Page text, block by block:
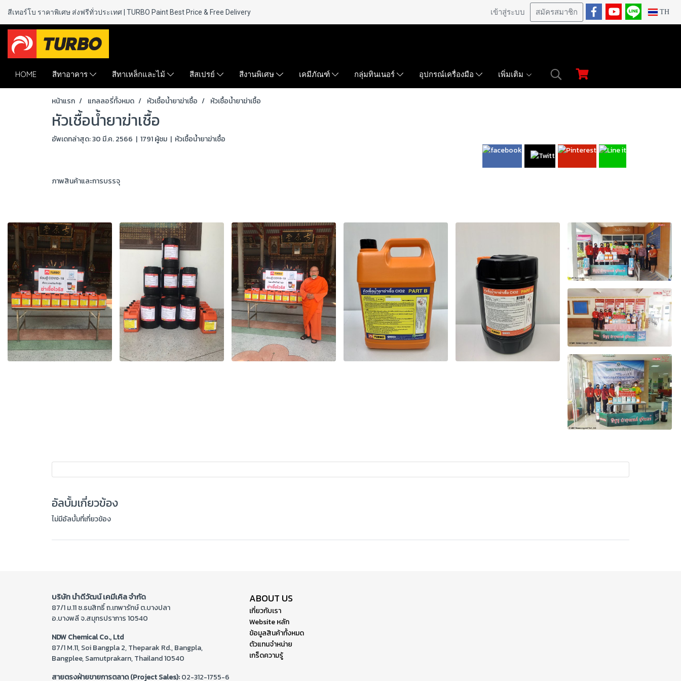
สีเทอร์โบ ราคาพิเศษ ส่งฟรีทั่วประเทศ | TURBO PaintBest Price & Free Delivery เข้าสู่ระบบ สมัครสมาชิก TH
HOME สีทาอาคาร สีทาเหล็กและไม้ สีสเปรย์ สีงานพิเศษ เคมีภัณฑ์ กลุ่มทินเนอร์ อุปกรณ์เครื่องมือ เพิ่มเติม
หน้าแรก แกลลอรี่ทั้งหมด หัวเชื้อน้ำยาฆ่าเชื้อ หัวเชื้อน้ำยาฆ่าเชื้อ
หัวเชื้อน้ำยาฆ่าเชื้อ
อัพเดทล่าสุด: 30 มี.ค. 2566 | 1791 ผู้ชม | หัวเชื้อน้ำยาฆ่าเชื้อ
ภาพสินค้าและการบรรจุ
อัลบั้มเกี่ยวข้อง
ไม่มีอัลบั้มที่เกี่ยวข้อง
บริษัท นำดีวัฒน์ เคมีเคิล จำกัด
87/1 ม.11 ซ.ธนสิทธิ์ ถ.เทพารักษ์ ต.บางปลา
อ.บางพลี จ.สมุทรปราการ 10540
NDW Chemical Co., Ltd
87/1 M.11, Soi Bangpla 2, Theparak Rd., Bangpla,
Bangplee, Samutprakarn, Thailand 10540
สายตรงฝ่ายขายการตลาด (Project Sales):02-312-1755-6
ABOUT US
เกี่ยวกับเรา
Website หลัก
ข้อมูลสินค้าทั้งหมด
ตัวแทนจำหน่าย
เกร็ดความรู้